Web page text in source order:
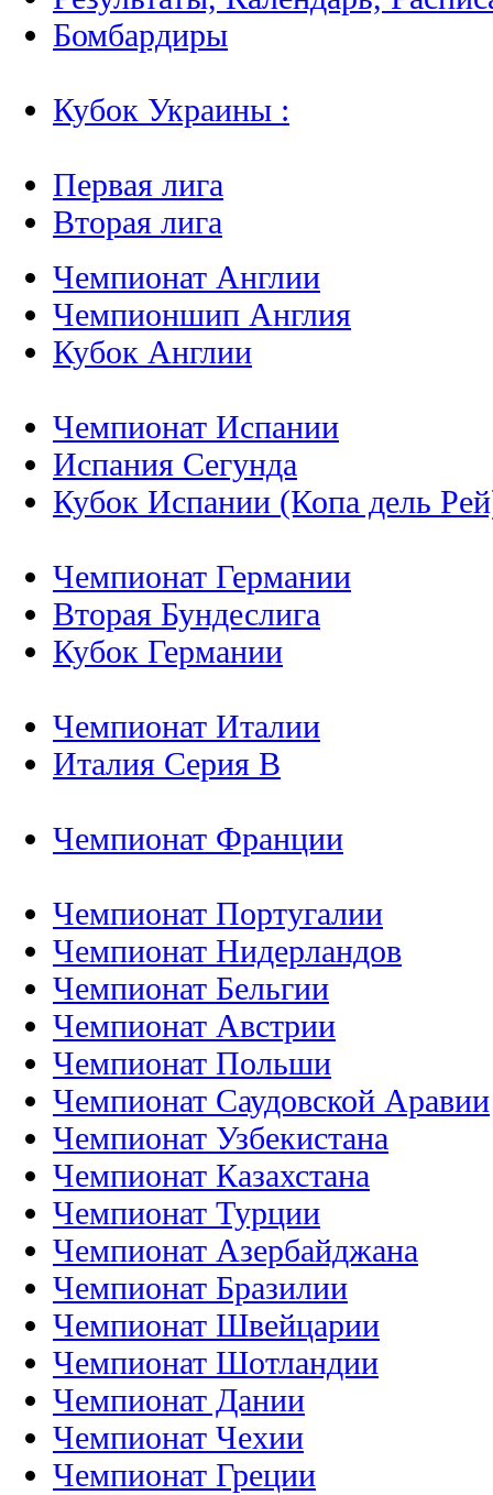
Бомбардиры
Кубок Украины :
Первая лига
Вторая лига
Чемпионат Англии
Чемпионшип Англия
Кубок Англии
Чемпионат Испании
Испания Сегунда
Кубок Испании (Копа дель
Чемпионат Германии
Вторая Бундеслига
Кубок Германии
Чемпионат Италии
Италия Серия B
Чемпионат Франции
Чемпионат Португалии
Чемпионат Нидерландов
Чемпионат Бельгии
Чемпионат Австрии
Чемпионат Польши
Чемпионат Саудовской Аравии
Чемпионат Узбекистана
Чемпионат Казахстана
Чемпионат Турции
Чемпионат Азербайджана
Чемпионат Бразилии
Чемпионат Швейцарии
Чемпионат Шотландии
Чемпионат Дании
Чемпионат Чехии
Чемпионат Греции